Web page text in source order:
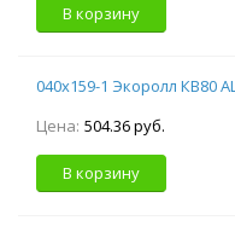
В корзину
040х159-1 Экоролл КВ80
Цена: 504.36 руб.
В корзину